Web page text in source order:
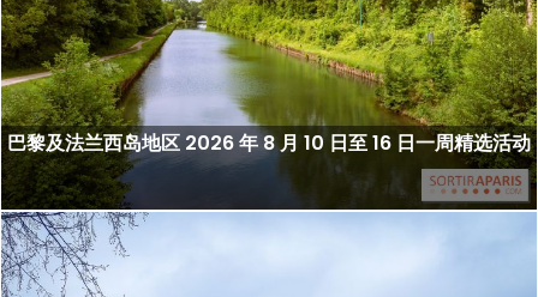
巴黎及法兰西岛地区 2026 年 8 月 10 日至 16 日一周精选活动